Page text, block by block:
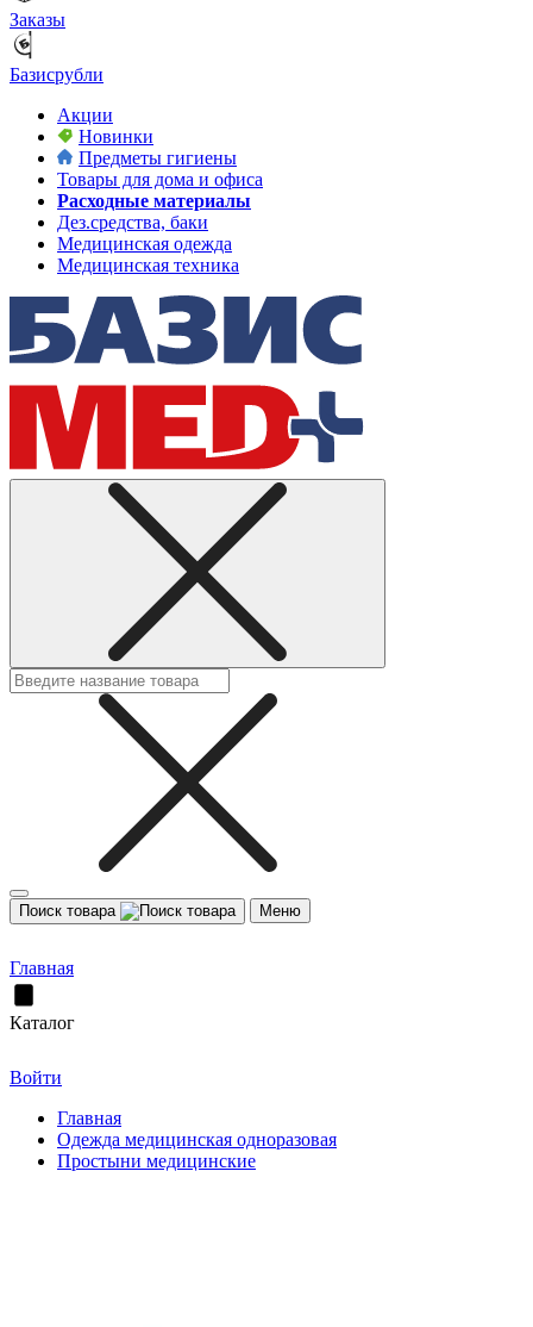
Заказы
Базисрубли
Акции
Новинки
Предметы гигиены
Товары для дома и офиса
Расходные материалы
Дез.средства, баки
Медицинская одежда
Медицинская техника
Поиск товара Меню
Главная
Каталог
Войти
Главная
Одежда медицинская одноразовая
Простыни медицинские